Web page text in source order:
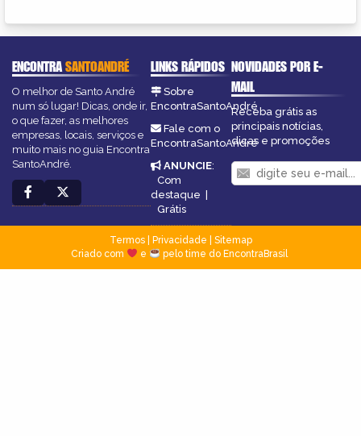
ENCONTRASANTOANDRÉ
O melhor de Santo André
num só lugar! Dicas, onde ir,
o que fazer, as melhores
empresas, locais, serviços e
muito mais no guia Encontra
SantoAndré.
LINKS RÁPIDOS
Sobre
EncontraSantoAndré
Fale com o
EncontraSantoAndré
ANUNCIE:
Com
destaque |
Grátis
NOVIDADES POR E-
MAIL
Receba grátis as
principais notícias,
dicas e promoções
Termos| Privacidade
Sitemap
Criado com
e pelo time do EncontraBrasil